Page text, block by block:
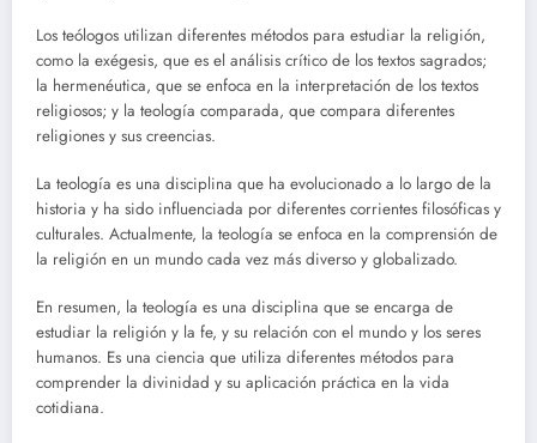
Los teólogos utilizan diferentes métodos para estudiar la religión,
como la exégesis, que es el análisis crítico de los textos sagrados;
la hermenéutica, que se enfoca en la interpretación de los textos
religiosos; y la teología comparada, que compara diferentes
religiones y sus creencias.
La teología es una disciplina que ha evolucionado a lo largo de la
historia y ha sido influenciada por diferentes corrientes filosóficas y
culturales. Actualmente, la teología se enfoca en la comprensión de
la religión en un mundo cada vez más diverso y globalizado.
En resumen, la teología es una disciplina que se encarga de
estudiar la religión y la fe, y su relación con el mundo y los seres
humanos. Es una ciencia que utiliza diferentes métodos para
comprender la divinidad y su aplicación práctica en la vida
cotidiana.